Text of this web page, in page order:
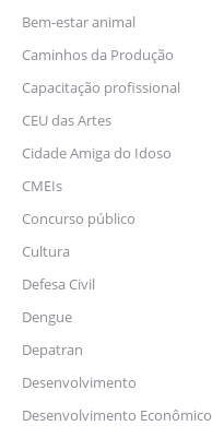
Bem-estar animal
Caminhos da Produção
Capacitação profissional
CEU das Artes
Cidade Amiga do Idoso
CMEIs
Concurso público
Cultura
Defesa Civil
Dengue
Depatran
Desenvolvimento
Desenvolvimento Econômico